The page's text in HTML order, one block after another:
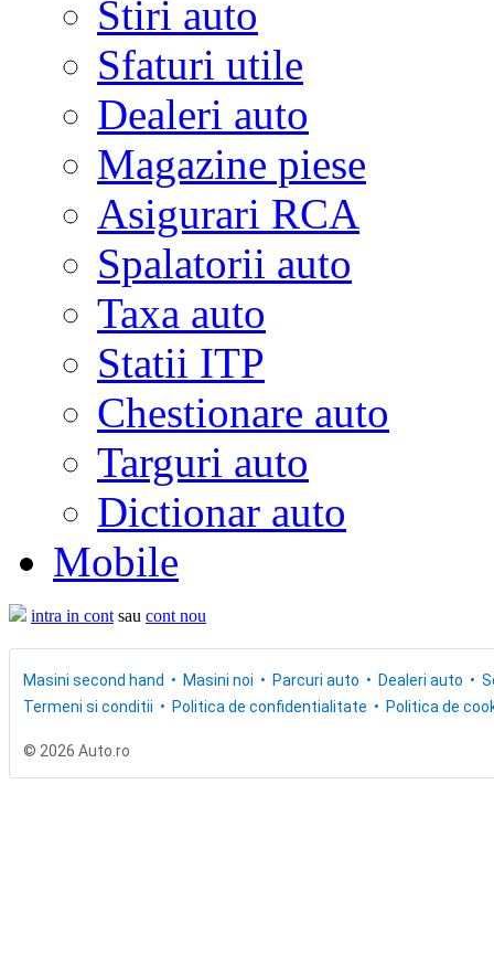
Stiri auto
Sfaturi utile
Dealeri auto
Magazine piese
Asigurari RCA
Spalatorii auto
Taxa auto
Statii ITP
Chestionare auto
Targuri auto
Dictionar auto
Mobile
intra in cont sau cont nou
Masini second hand Masini noi Parcuri auto Dealeri auto
Termeni si conditii
Politica de confidentialitate Politica de
© 2026 Auto.ro